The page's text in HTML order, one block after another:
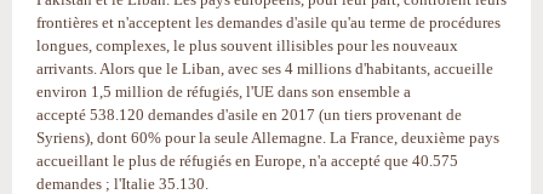
frontières et n'acceptent les demandes d'asile qu'au terme de procédures
longues, complexes, le plus souvent illisibles pour les nouveaux
arrivants. Alors que le Liban, avec ses 4 millions d'habitants, accueille
environ 1,5 million de réfugiés, l'UE dans son ensemble a
accepté 538.120 demandes d'asile en 2017 (un tiers provenant de
Syriens), dont 60% pour la seule Allemagne. La France, deuxième pays
accueillant le plus de réfugiés en Europe, n'a accepté que 40.575
demandes ; l'Italie 35.130.